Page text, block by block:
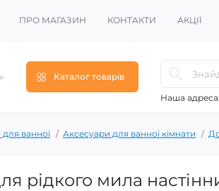
ПРО МАГАЗИН КОНТАКТИ АКЦІЇ
Каталог товарів
Наша адреса:
для ванної Аксесуари для ванної кімнати
рідкого мила